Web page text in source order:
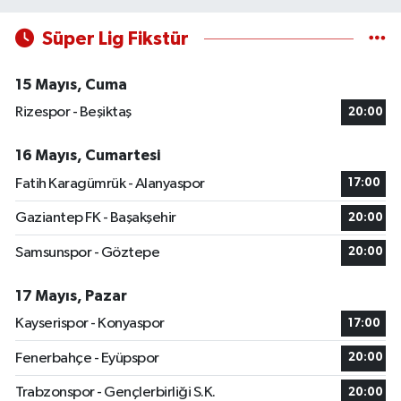
Süper Lig Fikstür
15 Mayıs, Cuma
Rizespor - Beşiktaş
20:00
16 Mayıs, Cumartesi
Fatih Karagümrük - Alanyaspor
17:00
Gaziantep FK - Başakşehir 20:00
Samsunspor - Göztepe 20:00
17 Mayıs, Pazar
Kayserispor - Konyaspor
17:00
Fenerbahçe - Eyüpspor 20:00
Trabzonspor - Gençlerbirliği S.K. 20:00